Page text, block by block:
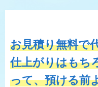
お見積り無料で
仕上がりはもち
って、預ける前